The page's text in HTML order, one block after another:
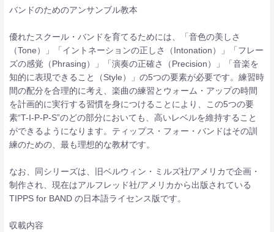
バンドのためのアンサンブル教本
優れたスクール・バンドを育てるためには、「音色の美しさ
（Tone）」「イントネーションの正しさ（Intonation）」「フレー
ズの感覚（Phrasing）」「演奏の正確さ（Precision）」「音楽を
知的に表現できること（Style）」の5つの要素が必要です。練習時
間の配分を合理的に考え、楽曲の練習とウォーム・アップの時間
を計画的に実行する習慣を身につけることにより、この5つの要
素“T-I-P-P-S”のどの部分においても、高いレベルを維持すること
ができるようになります。ティップス・フォー・バンドはその訓
練のための、最も理想的な教材です。
なお、同シリーズは、旧ベルウィン・ミルズ社/アメリカで企画・
制作され、現在はアルフレッド社/アメリカから出版されている
TIPPS for BAND の日本語ライセンス版です。
収載内容